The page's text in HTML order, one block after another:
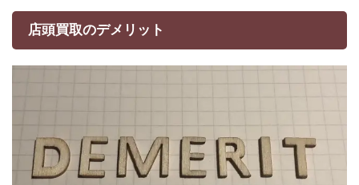
店頭買取のデメリット